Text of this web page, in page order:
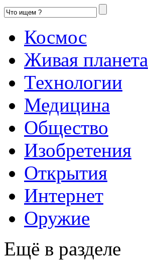
Космос
Живая планета
Технологии
Медицина
Общество
Изобретения
Открытия
Интернет
Оружие
Ещё в разделе